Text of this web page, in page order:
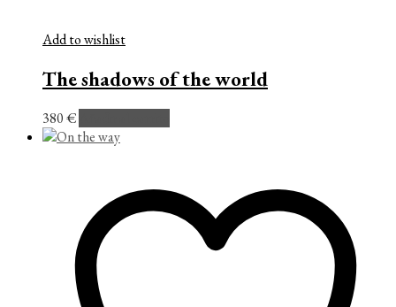
Add to wishlist
The shadows of the world
380€